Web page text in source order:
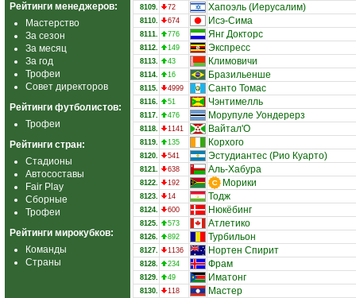
Рейтинги менеджеров:
Мастерство
За сезон
За месяц
За год
Трофеи
Совет директоров
Рейтинги футболистов:
Трофеи
Рейтинги стран:
Стадионы
Автосоставы
Fair Play
Сборные
Трофеи
Рейтинги мирокубков:
Команды
Страны
8109. 72 Хапоэль (Иерусалим)
8110. 674 Исэ-Сима
8111. 776 Янг Докторс
8112. 149 Экспресс
8113. 43 Климовичи
8114. 16 Бразильенше
8115. 4999 Санто Томас
8116. 51 Чэнтимелль
8117. 476 Морупуле Уондерерз
8118. 1141 Вайтал'О
8119. 135 Корхого
8120. 541 Эстудиантес (Рио Куарто)
8121. 638 Аль-Хабура
8122. 192 Морики
8123. 14 Тодж
8124. 600 Нюкёбинг
8125. 573 Атлетико
8126. 892 Турбильон
8127. 1136 Нортен Спирит
8128. 234 Фрам
8129. 49 Иматонг
8130. 118 Мастер